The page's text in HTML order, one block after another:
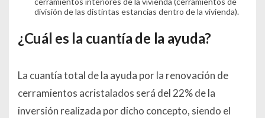
división de las distintas estancias dentro de la vivienda).
¿Cuál es la cuantía de la ayuda?
La cuantía total de la ayuda por la renovación de
cerramientos acristalados será del 22% de la
inversión realizada por dicho concepto, siendo el